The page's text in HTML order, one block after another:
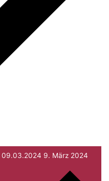
09.03.2024 9. März 2024